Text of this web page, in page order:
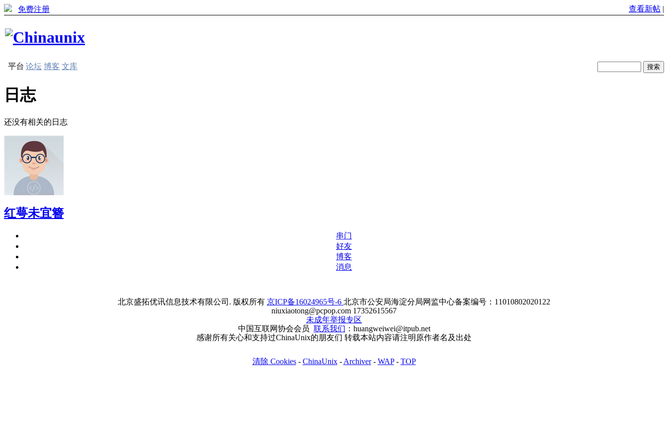
免费注册 查看新帖 |
平台 论坛 博客 文库
日志
还没有相关的日志
红萼未宜簪
串门
好友
博客
消息
北京盛拓优讯信息技术有限公司. 版权所有 京ICP备16024965号-6 北京市公安局海淀分局网监中心备案编号：11010802020122
niuxiaotong@pcpop.com 17352615567
未成年举报专区
中国互联网协会会员 联系我们 ：huangweiwei@itpub.net
感谢所有关心和支持过ChinaUnix的朋友们 转载本站内容请注明原作者名及出处
清除 Cookies- ChinaUnix- Archiver- WAP- TOP